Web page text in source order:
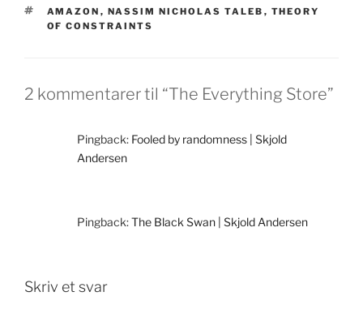
TAGS
AMAZON , NASSIM NICHOLAS TALEB , THEORY
OF CONSTRAINTS
2 kommentarer til “The Everything Store”
Pingback: Fooled by randomness | Skjold
Andersen
Pingback:The Black Swan | Skjold Andersen
Skriv et svar